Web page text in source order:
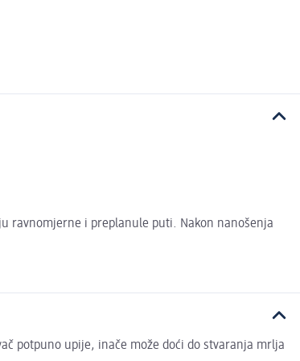
ravnomjerne i preplanule puti. Nakon nanošenja
potpuno upije, inače može doći do stvaranja mrlja